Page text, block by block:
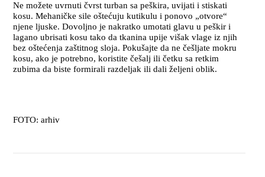
Ne možete uvrnuti čvrst turban sa peškira, uvijati i stiskati
kosu. Mehaničke sile oštećuju kutikulu i ponovo „otvore“
njene ljuske. Dovoljno je nakratko umotati glavu u peškir i
lagano ubrisati kosu tako da tkanina upije višak vlage iz njih
bez oštećenja zaštitnog sloja. Pokušajte da ne češljate mokru
kosu, ako je potrebno, koristite češalj ili četku sa retkim
zubima da biste formirali razdeljak ili dali željeni oblik.
FOTO: arhiv